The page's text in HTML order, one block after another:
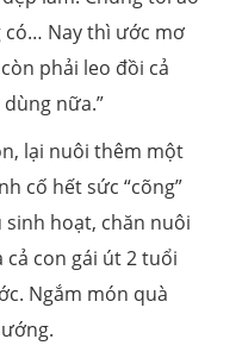
có… Nay thì ước mơ
phải leo đồi cả
nữa.”
lại nuôi thêm một
cố hết sức “cõng”
hoạt, chăn nuôi
cả con gái út 2 tuổi
Ngắm món quà